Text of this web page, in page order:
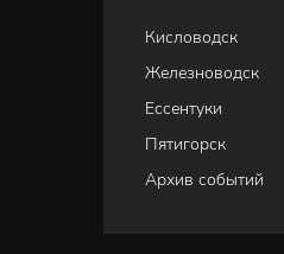
Кисловодск
Железноводск
Ессентуки
Пятигорск
Архив событий